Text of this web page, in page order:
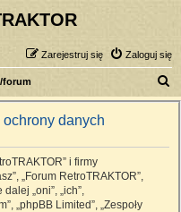
Zaloguj się
Zarejestruj się
forum
z
danych
i firmy
„Forum RetroTRAKTOR”,
„oni”, „ich”,
„phpBB Limited”, „Zespoły